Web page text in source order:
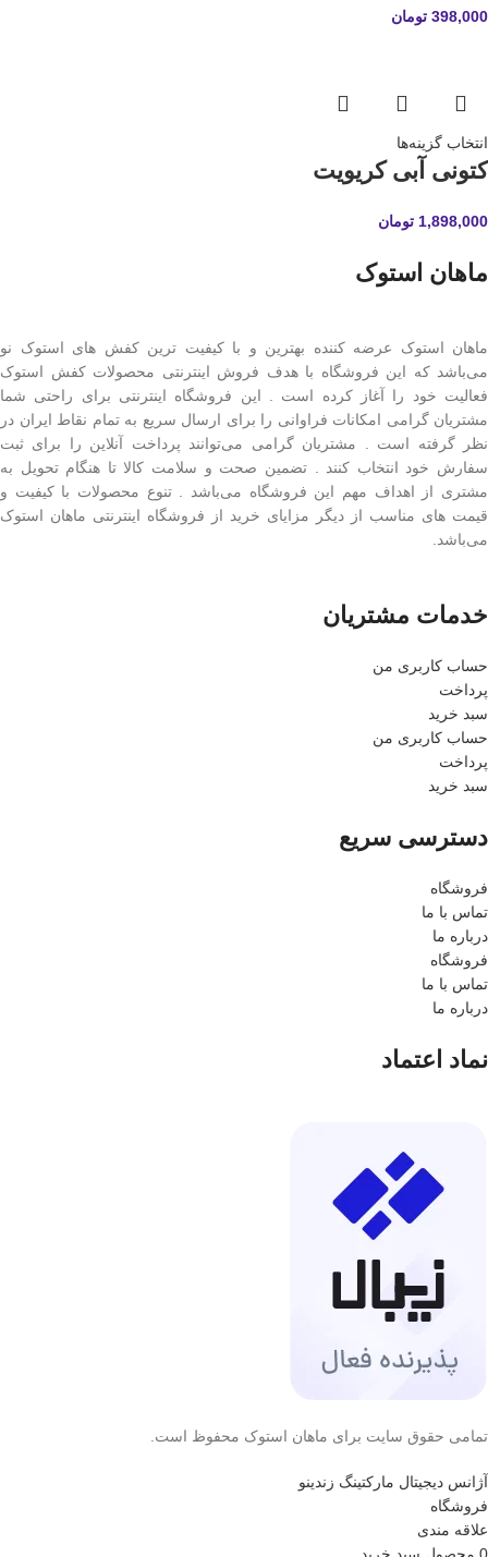
398,000 تومان
انتخاب گزینه‌ها
کتونی آبی کریویت
1,898,000 تومان
ماهان استوک
ماهان استوک عرضه کننده بهترین و با کیفیت ترین کفش های استوک نو
می‌باشد که این فروشگاه با هدف فروش اینترنتی محصولات کفش استوک
فعالیت خود را آغاز کرده است . این فروشگاه اینترنتی برای راحتی شما
مشتریان گرامی امکانات فراوانی را برای ارسال سریع به تمام نقاط ایران در
نظر گرفته است . مشتریان گرامی می‌توانند پرداخت آنلاین را برای ثبت
سفارش خود انتخاب کنند . تضمین صحت و سلامت کالا تا هنگام تحویل به
مشتری از اهداف مهم این فروشگاه می‌باشد . تنوع محصولات با کیفیت و
قیمت های مناسب از دیگر مزایای خرید از فروشگاه اینترنتی ماهان استوک
می‌باشد.
خدمات مشتریان
حساب کاربری من
پرداخت
سبد خرید
حساب کاربری من
پرداخت
سبد خرید
دسترسی سریع
فروشگاه
تماس با ما
درباره ما
فروشگاه
تماس با ما
درباره ما
نماد اعتماد
تمامی حقوق سایت برای ماهان استوک محفوظ است.
آژانس دیجیتال مارکتینگ زندینو
فروشگاه
علاقه مندی
0 محصول سبد خرید